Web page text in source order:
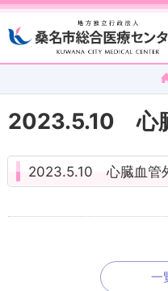
2023.5.10 心
2023.5.10 心臓血管
一